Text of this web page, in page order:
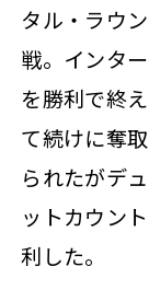
タル・ラウ
戦。インタ
を勝利で終
て続けに奪
られたがデ
ットカウン
利した。